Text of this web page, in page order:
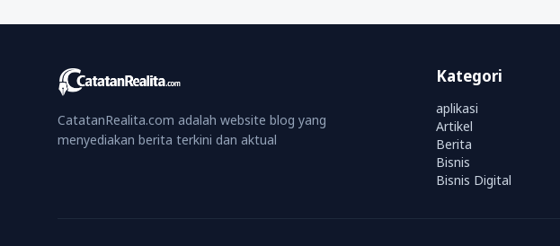
CatatanRealita.com adalah website blog yang
menyediakan berita terkini dan aktual
Kategori
aplikasi
Artikel
Berita
Bisnis
Bisnis Digital